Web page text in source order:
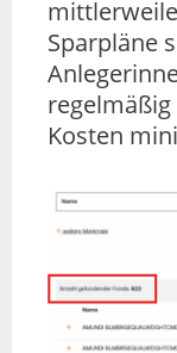
Sparpläne
Kosten